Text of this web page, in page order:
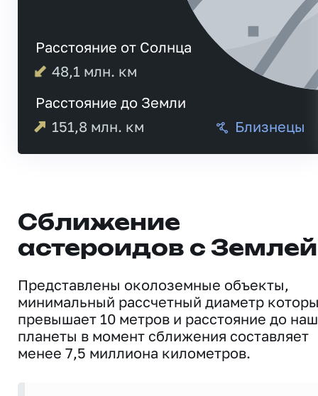
Расстояние от Солнца
48,1 млн. км
Расстояние до Земли
151,8 млн. км Близнецы
Сближение
астероидов с Землей
Представлены околоземные объекты,
минимальный рассчетный диаметр
превышает 10 метров и расстояние до
планеты в момент сближения составляет
менее 7,5 миллиона километров.